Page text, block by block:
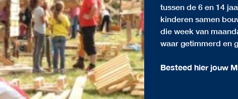
tussen de 6 en 14
kinderen samen
die week van
waar getimmerd en
Besteed hier jouw